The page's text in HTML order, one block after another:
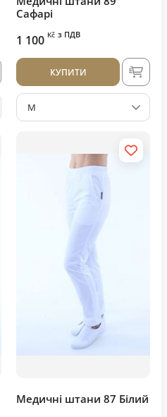
Сафарі
1 100 Kč з ПДВ
КУПИТИ
M
Медичні штани 87 Білий